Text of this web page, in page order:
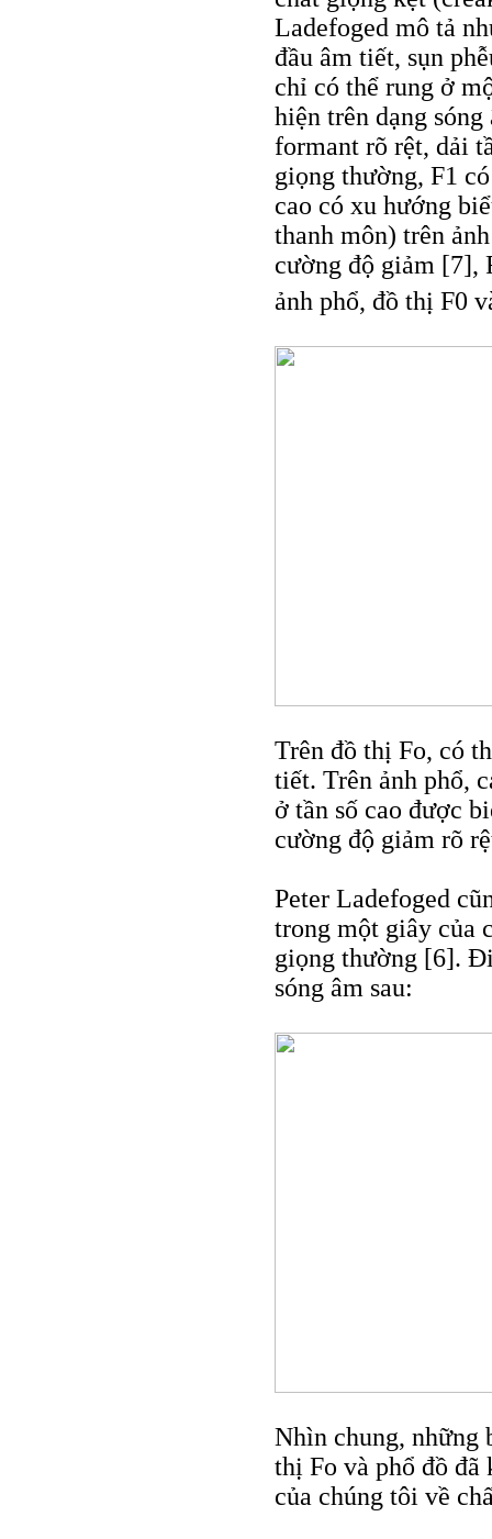
Ladefoged mô tả
đầu âm tiết, sụn
chỉ có thể rung ở
hiện trên dạng
formant rõ rệt, dải
giọng thường, F1
cao có xu hướng
thanh môn) trên
cường độ giảm [7],
ảnh phổ, đồ thị F0
Trên đồ thị Fo, có
tiết. Trên ảnh phổ,
ở tần số cao được
cường độ giảm rõ
Peter Ladefoged
trong một giây của
giọng thường [6].
sóng âm sau:
Nhìn chung, những
thị Fo và phổ đồ đã
của chúng tôi về